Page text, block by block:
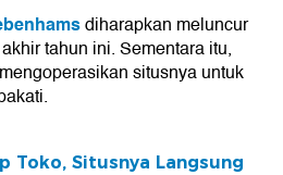
diharapkan meluncur
tahun ini. Sementara itu,
situsnya untuk
Toko, Situsnya Langsung